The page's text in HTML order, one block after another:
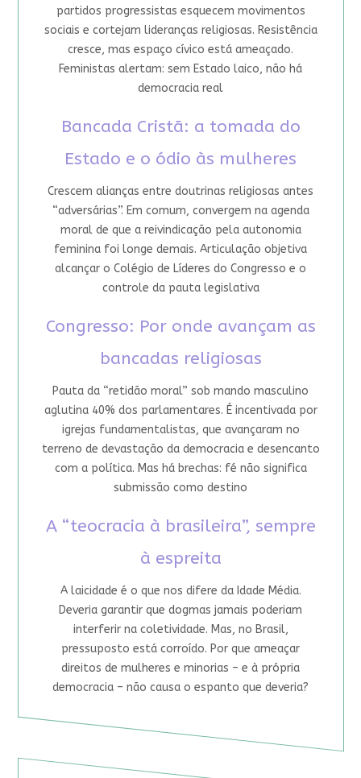
partidos progressistas esquecem movimentos
sociais e cortejam lideranças religiosas. Resistência
cresce, mas espaço cívico está ameaçado.
Feministas alertam: sem Estado laico, não há
democracia real
Bancada Cristã: a tomada do
Estado e o ódio às mulheres
Crescem alianças entre doutrinas religiosas antes
“adversárias”. Em comum, convergem na agenda
moral de que a reivindicação pela autonomia
feminina foi longe demais. Articulação objetiva
alcançar o Colégio de Líderes do Congresso e o
controle da pauta legislativa
Congresso: Por onde avançam as
bancadas religiosas
Pauta da “retidão moral” sob mando masculino
aglutina 40% dos parlamentares. É incentivada por
igrejas fundamentalistas, que avançaram no
terreno de devastação da democracia e desencanto
com a política. Mas há brechas: fé não significa
submissão como destino
A “teocracia à brasileira”, sempre
à espreita
A laicidade é o que nos difere da Idade Média.
Deveria garantir que dogmas jamais poderiam
interferir na coletividade. Mas, no Brasil,
pressuposto está corroído. Por que ameaçar
direitos de mulheres e minorias – e à própria
democracia – não causa o espanto que deveria?